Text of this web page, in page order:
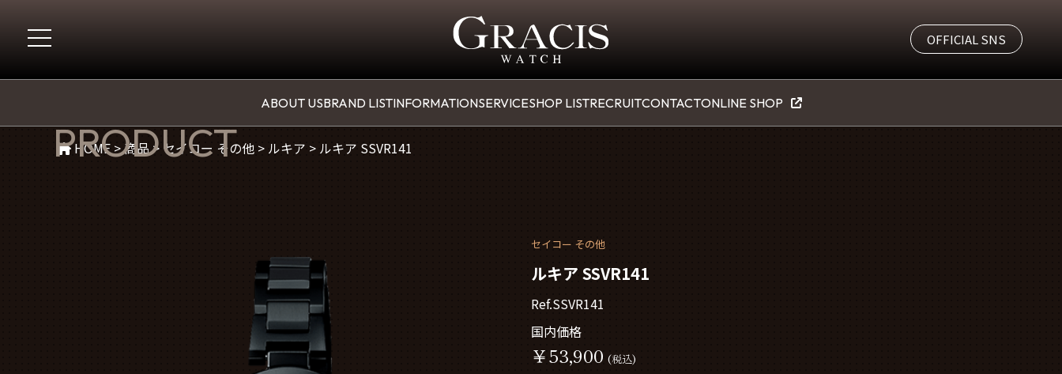
OFFICIAL SNS
ABOUT USBRAND LISTINFORMATIONSERVICESHOP LISTRECRUITCONTACTONLINE SHOP
PRODUCT
HOME>商品> セイコー その他 > ルキア > ルキア SSVR141
セイコー その他
ルキア SSVR141
Ref.SSVR141
国内価格
￥53,900 (税込)